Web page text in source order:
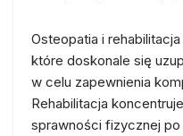
Osteopatia i
które doskonale się
w celu zapewnienia
Rehabilitacja
sprawności fizycznej po